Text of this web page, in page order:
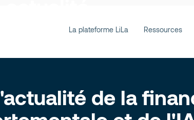
La plateforme LiLa Ressources
de la